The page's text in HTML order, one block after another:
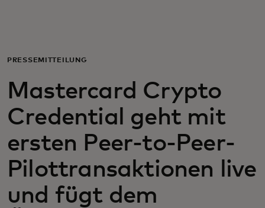
Für Unternehmen
Für die Welt
Für Innovatoren
Neuigkeiten und Trends
PRESSEMITTEILUNG
Mastercard Crypto
Credential geht mit
ersten Peer-to-Peer-
Pilottransaktionen live
und fügt dem